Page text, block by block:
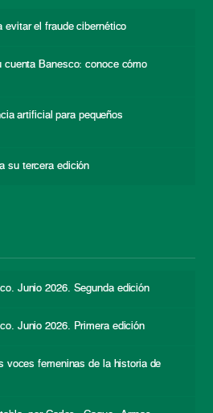
evitar el fraude cibernético
cuenta Banesco: conoce cómo
artificial para pequeños
su tercera edición
Junio 2026. Segunda edición
Junio 2026. Primera edición
voces femeninas de la historia de